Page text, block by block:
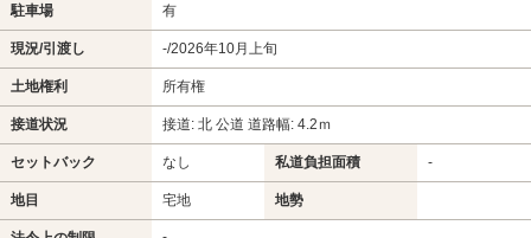
駐車場 有
現況/引渡し -/2026年10月上旬
土地権利 所有権
接道状況 接道: 北 公道 道路幅: 4.2ｍ
セットバック なし 私道負担面積 -
地目 宅地 地勢